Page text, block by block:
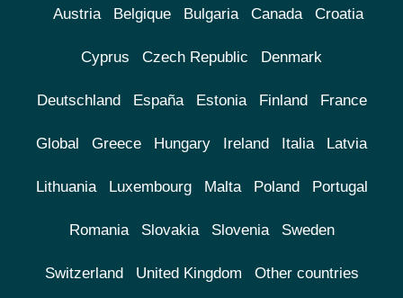
Austria Belgique Bulgaria Canada Croatia
Cyprus Czech Republic Denmark
Deutschland España Estonia Finland France
Global Greece Hungary Ireland Italia Latvia
Lithuania Luxembourg Malta Poland Portugal
Romania Slovakia Slovenia Sweden
Switzerland United Kingdom Other countries